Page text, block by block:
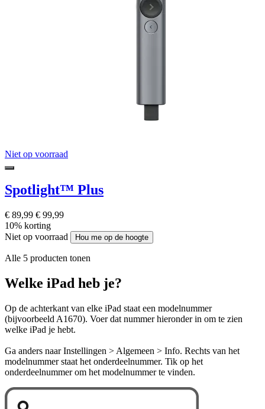
Niet op voorraad
Spotlight™ Plus
€ 89,99 € 99,99
10% korting
Niet op voorraad
Hou me op de hoogte
Alle 5 producten tonen
Welke iPad heb je?
Op de achterkant van elke iPad staat een modelnummer
(bijvoorbeeld A1670). Voer dat nummer hieronder in om te zien
welke iPad je hebt.
Ga anders naar Instellingen > Algemeen > Info. Rechts van het
modelnummer staat het onderdeelnummer. Tik op het
onderdeelnummer om het modelnummer te vinden.